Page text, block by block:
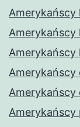
Amerykańscy
Amerykańscy
Amerykańscy
Amerykańscy
Amerykańscy